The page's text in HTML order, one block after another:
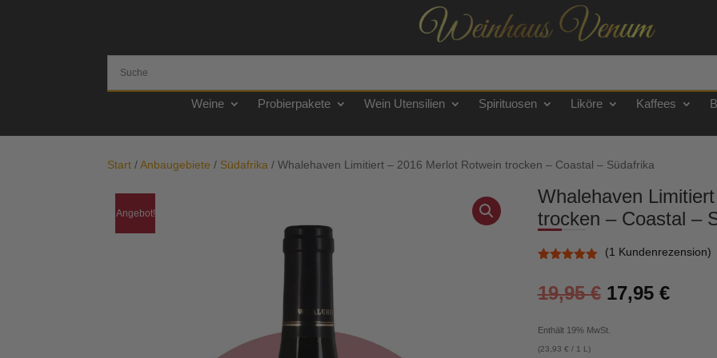
Weine Probierpakete Wein Utensilien Spirituosen Liköre Kaffees
Start /Anbaugebiete / Südafrika / Whalehaven Limitiert – 2016 Merlot Rotwein trocken – Coastal – Südafrika
Angebot!
Whalehaven
trocken – Coastal –
von 5,
basierend
Kundenbewe
rtung
(1 Kundenrezension)
19,95€
war:
17,95 €
Enthält 19% MwSt.
(23,93 € / 1 L)